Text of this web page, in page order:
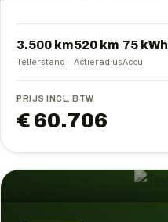
3.500 km
Tellerstand
520 km
Actieradius
75 kWh
Accu
PRIJS INCL. BTW
€ 60.706